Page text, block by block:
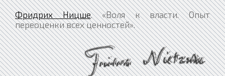
Фридрих Ницше. «Воля к власти. Опыт
переоценки всех ценностей».